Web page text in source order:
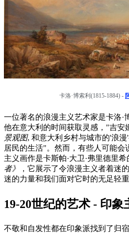
卡洛·博索利(1815-1884) -
一位著名的浪漫主义艺术家是卡洛·
他在意大利的时间获取灵感，"吉安
景观图, 和意大利乡村与城市的'浪
居民的生活"。然而，有些人可能会
主义画作是卡斯帕·大卫·弗里德里希
者》
，它展示了令浪漫主义者着
迷的力量和我们面对它时的无足轻重
19-20世纪的艺术 - 印象
不敬和自发性都在印象派找到了归